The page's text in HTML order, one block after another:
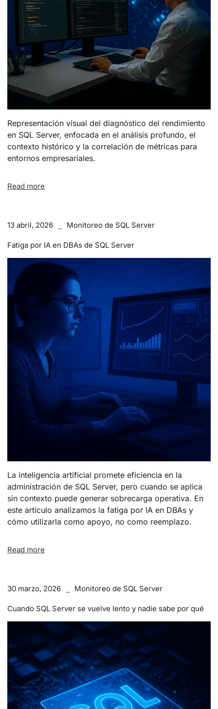
Representación visual del diagnóstico del rendimiento
en SQL Server, enfocada en el análisis profundo, el
contexto histórico y la correlación de métricas para
entornos empresariales.
Read more
13 abril, 2026 Monitoreo de SQL Server
Fatiga por IA en DBAs de SQL Server
La inteligencia artificial promete eficiencia en la
administración de SQL Server, pero cuando se aplica
sin contexto puede generar sobrecarga operativa. En
este artículo analizamos la fatiga por IA en DBAs y
cómo utilizarla como apoyo, no como reemplazo.
Read more
30 marzo, 2026 Monitoreo de SQL Server
Cuando SQL Server se vuelve lento y nadie sabe por qué